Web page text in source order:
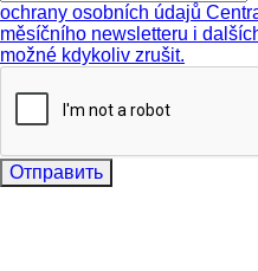
ochrany osobních údajů
měsíčního newsletteru i
možné kdykoliv zrušit.
Отправить